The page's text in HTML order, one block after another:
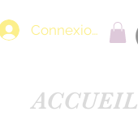
Connexion
ACCUEIL